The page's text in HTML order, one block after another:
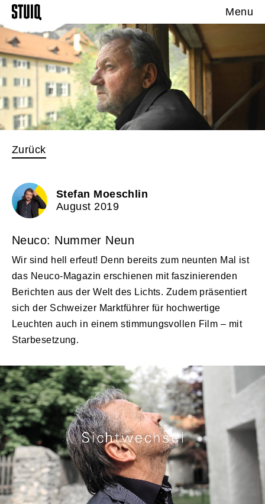
Menu
Zurück
Neuco: Nummer Neun
Stefan Moeschlin
August 2019
Wir sind hell erfeut! Denn bereits zum neunten Mal ist
das Neuco-Magazin erschienen mit faszinierenden
Berichten aus der Welt des Lichts. Zudem präsentiert
sich der Schweizer Marktführer für hochwertige
Leuchten auch in einem stimmungsvollen Film – mit
Starbesetzung.